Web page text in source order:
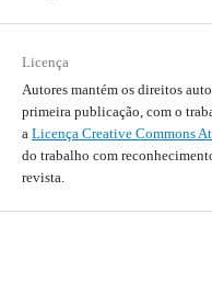
Licença
Autores mantém os direitos
primeira publicação, com o
a Licença Creative Commons
do trabalho com
revista.